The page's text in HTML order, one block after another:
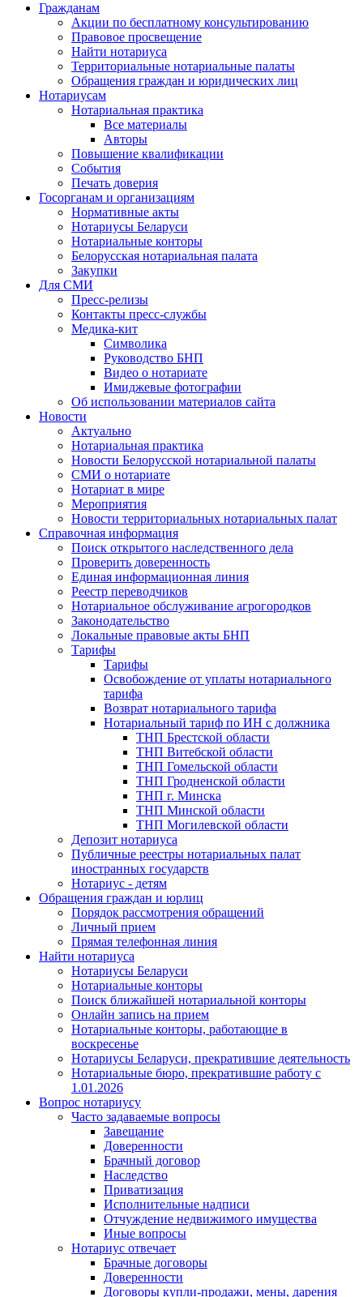
Гражданам
Акции по бесплатному консультированию
Правовое просвещение
Найти нотариуса
Территориальные нотариальные палаты
Обращения граждан и юридических лиц
Нотариусам
Нотариальная практика
Все материалы
Авторы
Повышение квалификации
События
Печать доверия
Госорганам и организациям
Нормативные акты
Нотариусы Беларуси
Нотариальные конторы
Белорусская нотариальная палата
Закупки
Для СМИ
Пресс-релизы
Контакты пресс-службы
Медика-кит
Символика
Руководство БНП
Видео о нотариате
Имиджевые фотографии
Об использовании материалов сайта
Новости
Актуально
Нотариальная практика
Новости Белорусской нотариальной палаты
СМИ о нотариате
Нотариат в мире
Мероприятия
Новости территориальных нотариальных палат
Справочная информация
Поиск открытого наследственного дела
Проверить доверенность
Единая информационная линия
Реестр переводчиков
Нотариальное обслуживание агрогородков
Законодательство
Локальные правовые акты БНП
Тарифы
Тарифы
Освобождение от уплаты нотариального
тарифа
Возврат нотариального тарифа
Нотариальный тариф по ИН с должника
ТНП Брестской области
ТНП Витебской области
ТНП Гомельской области
ТНП Гродненской области
ТНП г. Минска
ТНП Минской области
ТНП Могилевской области
Депозит нотариуса
Публичные реестры нотариальных палат
иностранных государств
Нотариус - детям
Обращения граждан и юрлиц
Порядок рассмотрения обращений
Личный прием
Прямая телефонная линия
Найти нотариуса
Нотариусы Беларуси
Нотариальные конторы
Поиск ближайшей нотариальной конторы
Онлайн запись на прием
Нотариальные конторы, работающие в
воскресенье
Нотариусы Беларуси, прекратившие деятельность
Нотариальные бюро, прекратившие работу с
1.01.2026
Вопрос нотариусу
Часто задаваемые вопросы
Завещание
Доверенности
Брачный договор
Наследство
Приватизация
Исполнительные надписи
Отчуждение недвижимого имущества
Иные вопросы
Нотариус отвечает
Брачные договоры
Доверенности
Договоры купли-продажи, мены, дарения